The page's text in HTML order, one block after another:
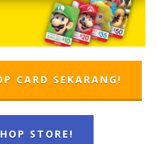
CARD SEKARANG!
STORE!